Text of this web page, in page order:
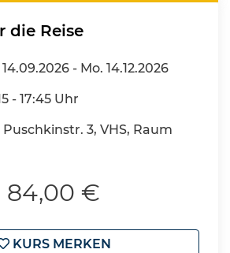
die Reise
14.09.2026 - Mo. 14.12.2026
- 17:45 Uhr
Puschkinstr. 3, VHS, Raum
84,00 €
KURS MERKEN